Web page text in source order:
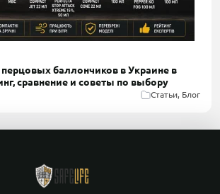
баллончиков в Украине в
сравнение и советы по выбору
Статьи, Блог